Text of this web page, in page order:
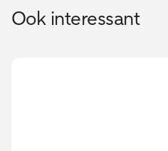
Ook interessant